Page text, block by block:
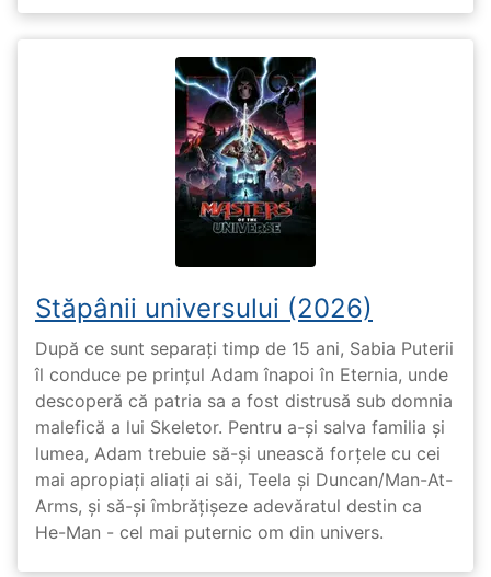
Stăpânii universului (2026)
După ce sunt separați timp de 15 ani, Sabia Puterii
îl conduce pe prințul Adam înapoi în Eternia, unde
descoperă că patria sa a fost distrusă sub domnia
malefică a lui Skeletor. Pentru a-și salva familia și
lumea, Adam trebuie să-și unească forțele cu cei
mai apropiați aliați ai săi, Teela și Duncan/Man-At-
Arms, și să-și îmbrățișeze adevăratul destin ca
He-Man - cel mai puternic om din univers.